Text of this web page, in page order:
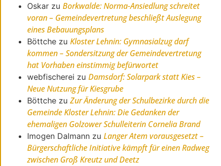
Oskar zuBorkwalde: Norma-Ansiedlung schreitet
voran – Gemeindevertretung beschließt Auslegung
eines Bebauungsplans
Böttche zuKloster Lehnin: Gymnasialzug darf
kommen – Sondersitzung der Gemeindevertretung
hat Vorhaben einstimmig befürwortet
webfischerei zuDamsdorf: Solarpark statt Kies –
Neue Nutzung für Kiesgrube
Böttche zuZur Änderung der Schulbezirke durch die
Gemeinde Kloster Lehnin: Die Gedanken der
ehemaligen Golzower Schulleiterin Cornelia Brand
Imogen Dalmann zuLanger Atem vorausgesetzt –
Bürgerschaftliche Initiative kämpft für einen Radweg
zwischen Groß Kreutz und Deetz